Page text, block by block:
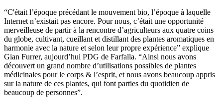
“C'était l’époque précédant le mouvement bio, l’époque à laquelle
Internet n’existait pas encore. Pour nous, c’était une opportunité
merveilleuse de partir à la rencontre d’agriculteurs aux quatre coins
du globe, cultivant, cueillant et distillant des plantes aromatiques en
harmonie avec la nature et selon leur propre expérience” explique
Gian Furrer, aujourd’hui PDG de Farfalla. “Ainsi nous avons
découvert un grand nombre d’utilisations possibles de plantes
médicinales pour le corps & l’esprit, et nous avons beaucoup appris
sur la nature de ces plantes, qui font parties du quotidien de
beaucoup de personnes”.